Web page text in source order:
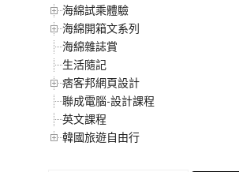
海綿試乘體驗
海綿開箱文系列
海綿雜誌賞
生活隨記
痞客邦網頁設計
聯成電腦-設計課程
英文課程
韓國旅遊自由行